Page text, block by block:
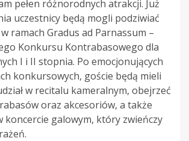
pełen różnorodnych atrakcji. Już
uczestnicy będą mogli podziwiać
ramach Gradus ad Parnassum –
Konkursu Kontrabasowego dla
I i II stopnia. Po emocjonujących
konkursowych, goście będą mieli
w recitalu kameralnym, obejrzeć
oraz akcesoriów, a także
koncercie galowym, który zwieńczy